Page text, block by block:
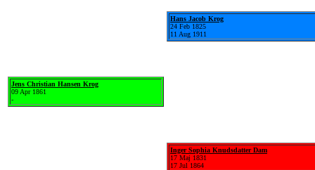
Jens Christian Hansen Krog
09 Apr 1861
-
Hans Jacob Krog
24 Feb 1825
11 Aug 1911
Inger Sophia Knudsdatter Dam
17 Maj 1831
17 Jul 1864